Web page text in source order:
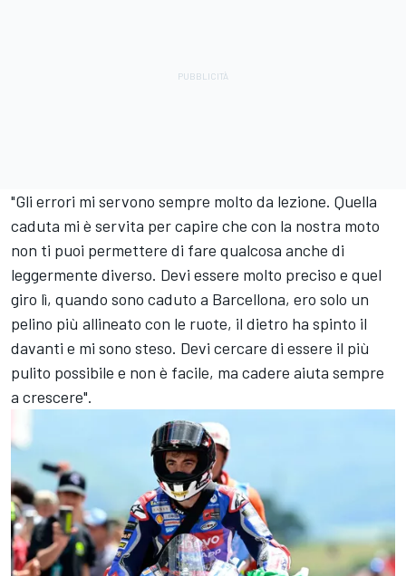
"Gli errori mi servono sempre molto da lezione. Quella
caduta mi è servita per capire che con la nostra moto
non ti puoi permettere di fare qualcosa anche di
leggermente diverso. Devi essere molto preciso e quel
giro lì, quando sono caduto a Barcellona, ero solo un
pelino più allineato con le ruote, il dietro ha spinto il
davanti e mi sono steso. Devi cercare di essere il più
pulito possibile e non è facile, ma cadere aiuta sempre
a crescere".